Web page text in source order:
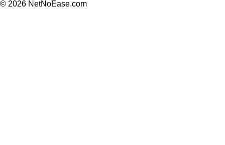
© 2026 NetNoEase.com